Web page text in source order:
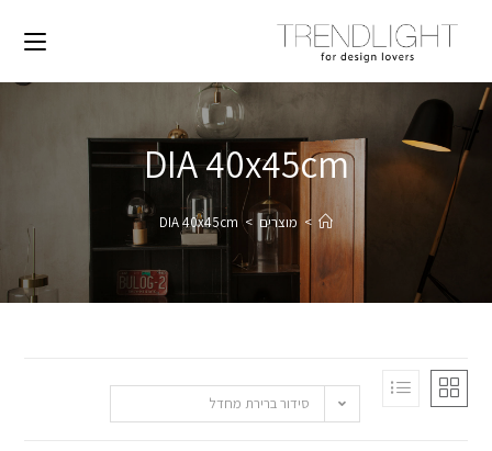
DIA 40x45cm
> מוצרים >
DIA 40x45cm
סידור ברירת מחדל